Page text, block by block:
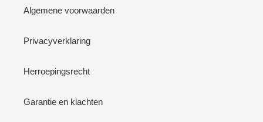
Algemene voorwaarden
Privacyverklaring
Herroepingsrecht
Garantie en klachten